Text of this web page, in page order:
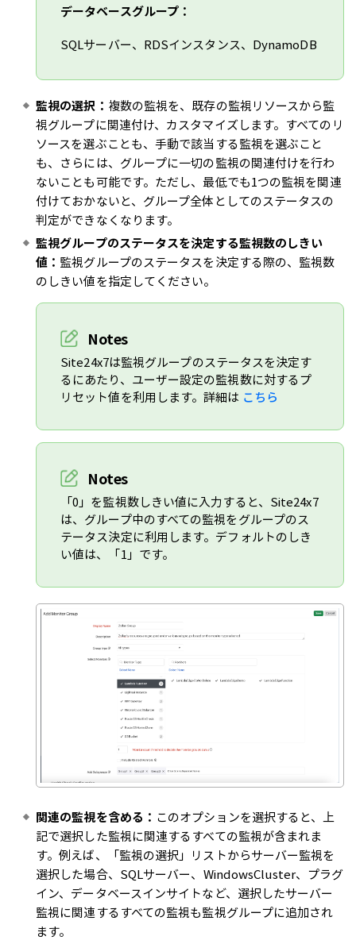
データベースグループ：
SQLサーバー、RDSインスタンス、DynamoDB
監視の選択： 複数の監視を、既存の監視リソースから監
視グループに関連付け、カスタマイズします。すべてのリ
ソースを選ぶことも、手動で該当する監視を選ぶこと
も、さらには、グループに一切の監視の関連付けを行わ
ないことも可能です。ただし、最低でも1つの監視を関連
付けておかないと、グループ全体としてのステータスの
判定ができなくなります。
監視グループのステータスを決定する監視数のしきい
値： 監視グループのステータスを決定する際の、監視数
のしきい値を指定してください。
Notes
Site24x7は監視グループのステータスを決定す
るにあたり、ユーザー設定の監視数に対するプ
リセット値を利用します。詳細は こちら
Notes
「0」を監視数しきい値に入力すると、Site24x7
は、グループ中のすべての監視をグループのス
テータス決定に利用します。デフォルトのしき
い値は、「1」です。
関連の監視を含める： このオプションを選択すると、上
記で選択した監視に関連するすべての監視が含まれま
す。例えば、「監視の選択」リストからサーバー監視を
選択した場合、SQLサーバー、WindowsCluster、プラグ
イン、データベースインサイトなど、選択したサーバー
監視に関連するすべての監視も監視グループに追加され
ます。